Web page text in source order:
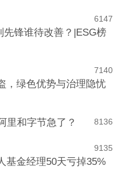
147
6
先锋谁待改善？|ESG榜
140
7
，绿色优势与治理隐忧
136
8
里和字节急了？
135
9
基金经理50天亏掉35%